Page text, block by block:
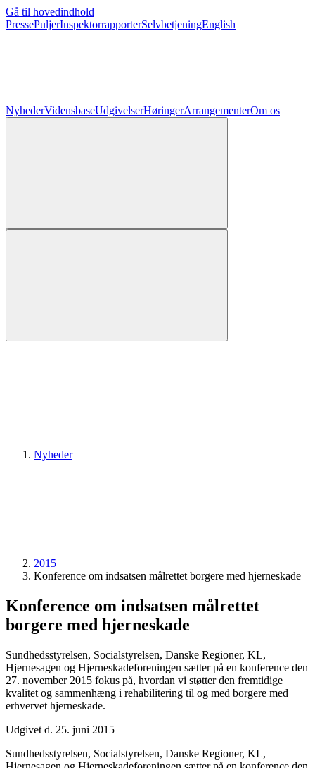
Gå til hovedindhold
PressePuljerInspektorrapporterSelvbetjeningEnglish
NyhederVidensbaseUdgivelserHøringerArrangementerOm os
Nyheder
2015
Konference om indsatsen målrettet borgere med hjerneskade
Konference om indsatsen målrettet
borgere med hjerneskade
Sundhedsstyrelsen, Socialstyrelsen, Danske Regioner, KL,
Hjernesagen og Hjerneskadeforeningen sætter på en konference den
27. november 2015 fokus på, hvordan vi støtter den fremtidige
kvalitet og sammenhæng i rehabilitering til og med borgere med
erhvervet hjerneskade.
Udgivet d. 25. juni 2015
Sundhedsstyrelsen, Socialstyrelsen, Danske Regioner, KL,